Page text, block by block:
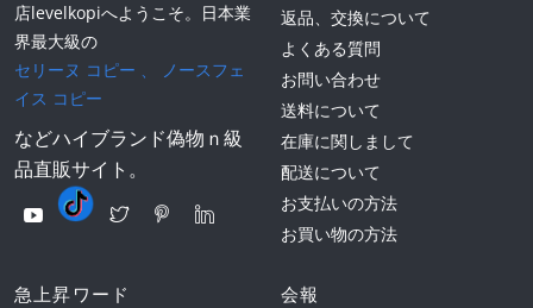
店levelkopiへようこそ。日本業
界最大級の
セリーヌ コピー 、
ノースフェ
イス コピー
などハイブランド偽物ｎ級
品直販サイト。
返品、交換について
よくある質問
お問い合わせ
送料について
在庫に関しまして
配送について
お支払いの方法
お買い物の方法
急上昇ワード 会報